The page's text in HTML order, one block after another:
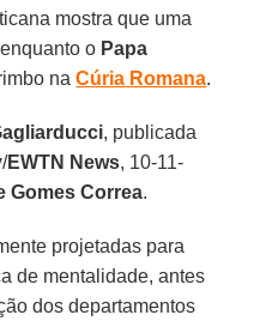
mostra que uma
o Papa
naCúria Romana.
, publicada
/EWTN News, 10-11-
Gomes Correa.
projetadas para
de mentalidade, antes
dos departamentos